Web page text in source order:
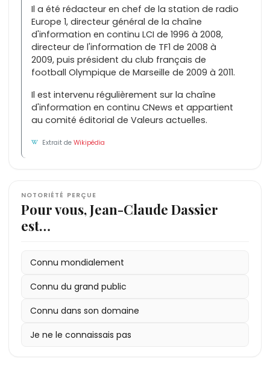
Il a été rédacteur en chef de la station de radio
Europe 1, directeur général de la chaîne
d'information en continu LCI de 1996 à 2008,
directeur de l'information de TF1 de 2008 à
2009, puis président du club français de
football Olympique de Marseille de 2009 à 2011.
Il est intervenu régulièrement sur la chaîne
d'information en continu CNews et appartient
au comité éditorial de Valeurs actuelles.
Extrait deWikipédia
NOTORIÉTÉ PERÇUE
Pour vous, Jean-Claude Dassier
est…
Connu mondialement
Connu du grand public
Connu dans son domaine
Je ne le connaissais pas